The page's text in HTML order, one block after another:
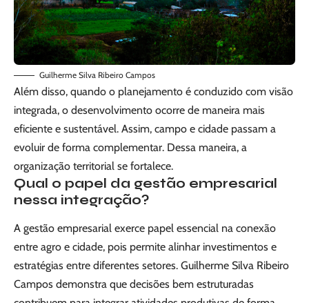
Guilherme Silva Ribeiro Campos
Além disso, quando o planejamento é conduzido com visão
integrada, o desenvolvimento ocorre de maneira mais
eficiente e sustentável. Assim, campo e cidade passam a
evoluir de forma complementar. Dessa maneira, a
organização territorial se fortalece.
Qual o papel da gestão empresarial
nessa integração?
A gestão empresarial exerce papel essencial na conexão
entre agro e cidade, pois permite alinhar investimentos e
estratégias entre diferentes setores. Guilherme Silva Ribeiro
Campos demonstra que decisões bem estruturadas